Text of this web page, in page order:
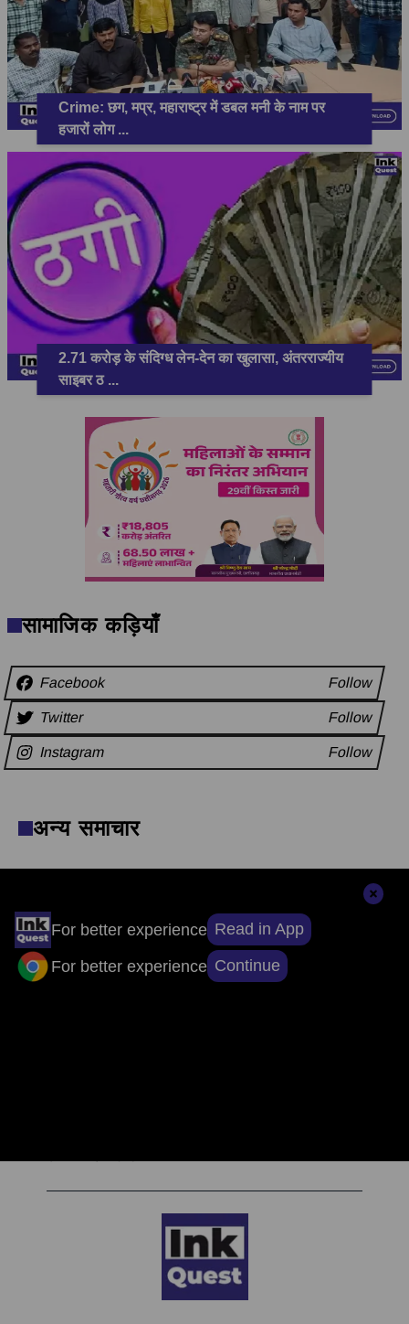
For better experience Read in App
For better experience Continue
Crime: छग, मप्र, महाराष्ट्र में डबल मनी के नाम पर
हजारों लोग...
2.71 करोड़ के संदिग्ध लेन-देन का खुलासा, अंतरराज्यीय
साइबर ठ...
सामाजिक कड़ियाँ
Facebook Follow
Twitter Follow
Instagram Follow
अन्य समाचार
संपादकों की पसंद